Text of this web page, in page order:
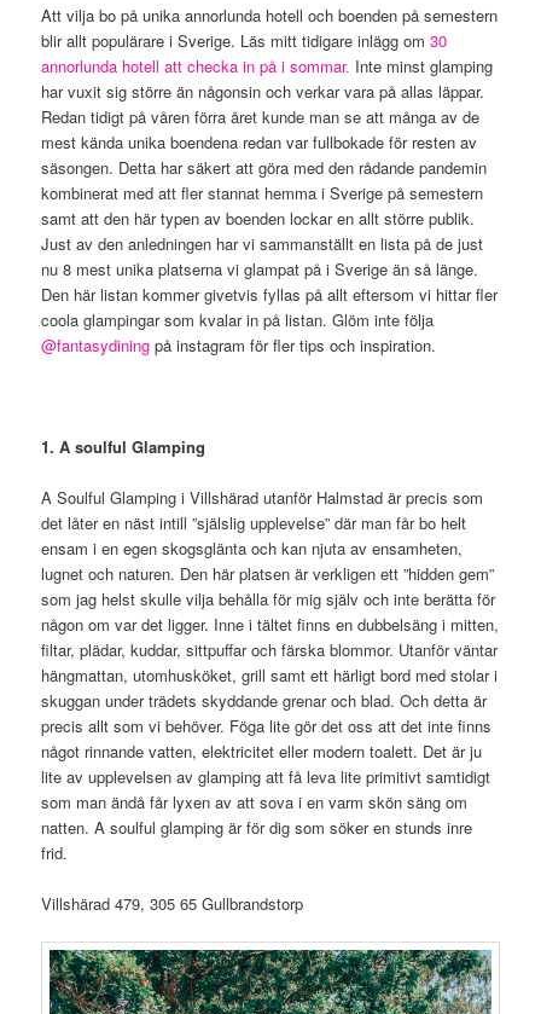
Att vilja bo på unika annorlunda hotell och boenden på semestern
blir allt populärare i Sverige. Läs mitt tidigare inlägg om30
annorlunda hotell att checka in på i sommar. Inte minst glamping
har vuxit sig större än någonsin och verkar vara på allas läppar.
Redan tidigt på våren förra året kunde man se att många av de
mest kända unika boendena redan var fullbokade för resten av
säsongen. Detta har säkert att göra med den rådande pandemin
kombinerat med att fler stannat hemma i Sverige på semestern
samt att den här typen av boenden lockar en allt större publik.
Just av den anledningen har vi sammanställt en lista på de just
nu 8 mest unika platserna vi glampat på i Sverige än så länge.
Den här listan kommer givetvis fyllas på allt eftersom vi hittar fler
coola glampingar som kvalar in på listan. Glöm inte följa
@fantasydining på instagram för fler tips och inspiration.
1. A soulful Glamping
A Soulful Glamping i Villshärad utanför Halmstad är precis som
det låter en näst intill ”själslig upplevelse” där man får bo helt
ensam i en egen skogsglänta och kan njuta av ensamheten,
lugnet och naturen. Den här platsen är verkligen ett ”hidden gem”
som jag helst skulle vilja behålla för mig själv och inte berätta för
någon om var det ligger. Inne i tältet finns en dubbelsäng i mitten,
filtar, plädar, kuddar, sittpuffar och färska blommor. Utanför väntar
hängmattan, utomhusköket, grill samt ett härligt bord med stolar i
skuggan under trädets skyddande grenar och blad. Och detta är
precis allt som vi behöver. Föga lite gör det oss att det inte finns
något rinnande vatten, elektricitet eller modern toalett. Det är ju
lite av upplevelsen av glamping att få leva lite primitivt samtidigt
som man ändå får lyxen av att sova i en varm skön säng om
natten. A soulful glamping är för dig som söker en stunds inre
frid.
Villshärad 479, 305 65 Gullbrandstorp